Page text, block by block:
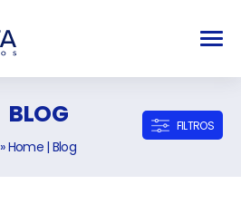
BLOG
» Home | Blog
FILTROS